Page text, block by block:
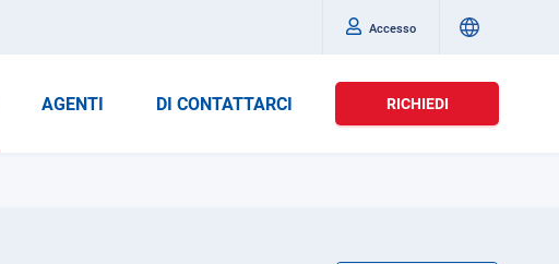
Accesso
AGENTI DI CONTATTARCI RICHIEDI